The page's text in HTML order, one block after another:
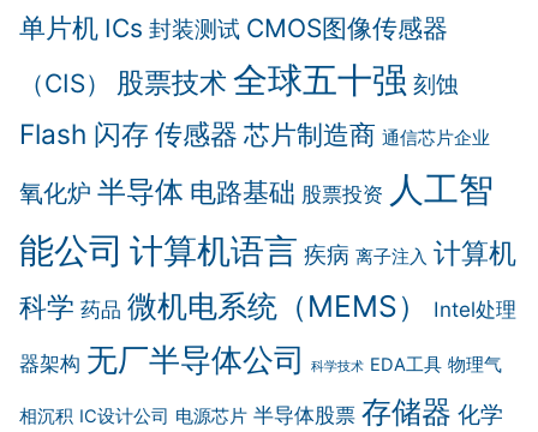
单片机 ICs 封装测试 CMOS图像传感器
（CIS）
股票技术 全球五十强 刻蚀
Flash 闪存 传感器 芯片制造商 通信芯片企业
氧化炉 半导体 电路基础 股票投资 人工智
能公司 计算机语言 疾病 离子注入 计算机
科学 药品 微机电系统（MEMS） Intel处理
器架构 无厂半导体公司 科学技术 EDA工具 物理气
相沉积 IC设计公司 电源芯片 半导体股票 存储器 化学